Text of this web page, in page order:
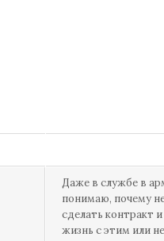
Даже в службе в
понимаю, почему
сделать контракт
жизнь с этим или